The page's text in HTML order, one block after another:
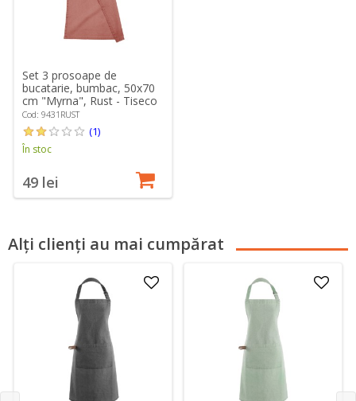
Set 3 prosoape de
bucatarie, bumbac, 50x70
cm "Myrna", Rust - Tiseco
Cod: 9431RUST
(1)
În stoc
49 lei
Alți clienți au mai cumpărat